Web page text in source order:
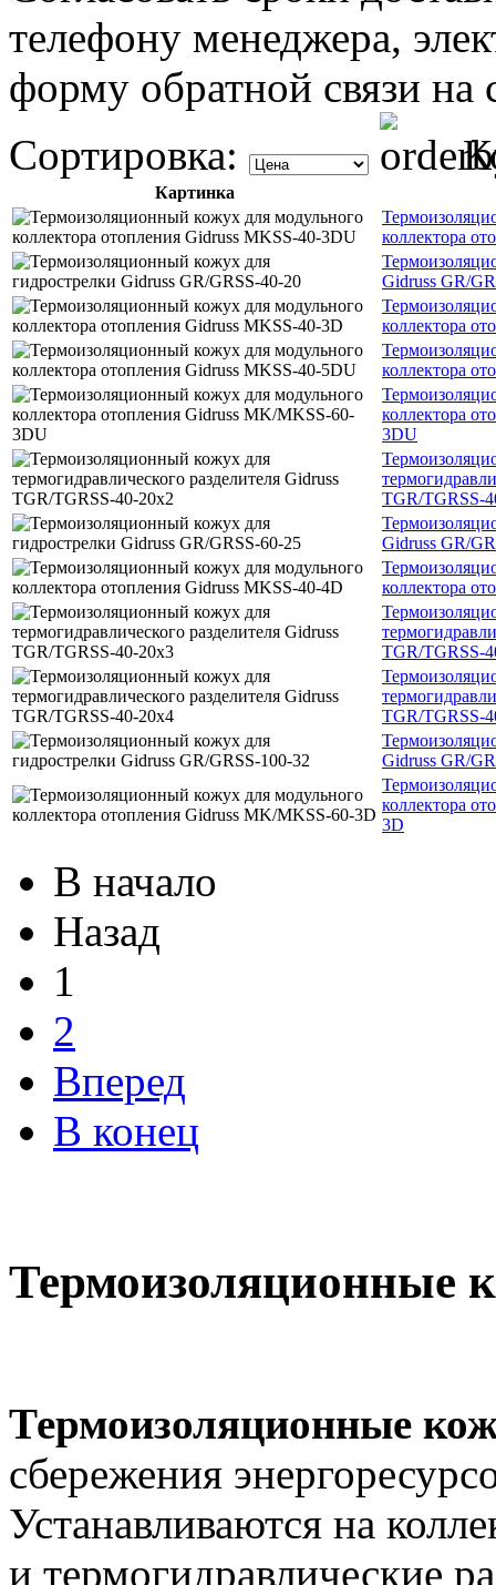
телефону менеджера,
форму обратной связи на
Сортировка:
Картинка
коллектора
Gidruss GR/
коллектора
коллектора
коллектора
3DU
TGR/TGRSS-
Gidruss GR/
коллектора
TGR/TGRSS-
TGR/TGRSS-
Gidruss GR/
коллектора
3D
В начало
Назад
1
2
Вперед
В конец
Термоизоляционные
Термоизоляционные
сбережения
Устанавливаются на
и термогидравлические